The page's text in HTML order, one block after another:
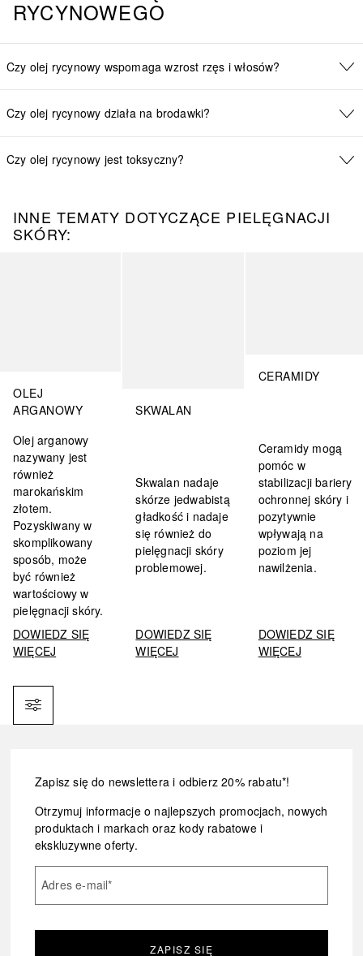
RYCYNOWEGO
Czy olej rycynowy wspomaga wzrost rzęs i włosów?
Czy olej rycynowy działa na brodawki?
Czy olej rycynowy jest toksyczny?
INNE TEMATY DOTYCZĄCE PIELĘGNACJI
SKÓRY:
OLEJ
ARGANOWY
Olej arganowy
nazywany jest
również
marokańskim
złotem.
Pozyskiwany w
skomplikowany
sposób, może
być również
wartościowy w
pielęgnacji skóry.
DOWIEDZ SIĘ
WIĘCEJ
SKWALAN
Skwalan nadaje
skórze jedwabistą
gładkość i nadaje
się również do
pielęgnacji skóry
problemowej.
DOWIEDZ SIĘ
WIĘCEJ
CERAMIDY
Ceramidy mogą
pomóc w
stabilizacji bariery
ochronnej skóry i
pozytywnie
wpływają na
poziom jej
nawilżenia.
DOWIEDZ SIĘ
WIĘCEJ
Zapisz się do newslettera i odbierz 20% rabatu*!
Otrzymuj informacje o najlepszych promocjach, nowych
produktach i markach oraz kody rabatowe i
ekskluzywne oferty.
Adres e-mail*
ZAPISZ SIĘ